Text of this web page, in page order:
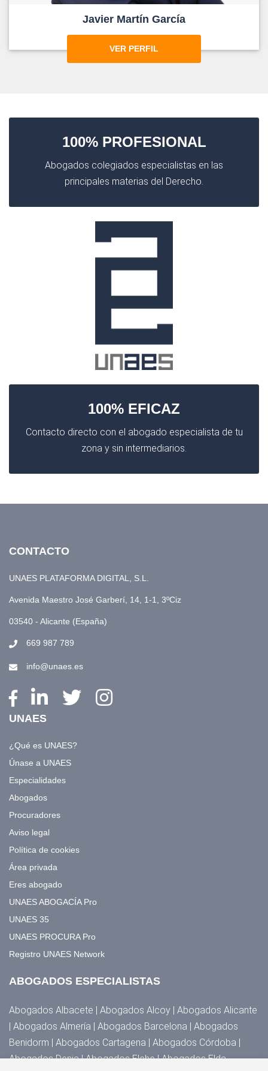
Javier Martín García
VER PERFIL
100% PROFESIONAL
Abogados colegiados especialistas en las
principales materias del Derecho.
100% EFICAZ
Contacto directo con el abogado especialista de tu
zona y sin intermediarios.
CONTACTO
UNAES PLATAFORMA DIGITAL, S.L.
Avenida Maestro José Garberí, 14, 1-1, 3ºCiz
03540 - Alicante (España)
669 987 789
info@unaes.es
UNAES
¿Qué es UNAES?
Únase a UNAES
Especialidades
Abogados
Procuradores
Aviso legal
Política de cookies
Área privada
Eres abogado
UNAES ABOGACÍA Pro
UNAES 35
UNAES PROCURA Pro
Registro UNAES Network
ABOGADOS ESPECIALISTAS
Abogados Albacete | Abogados Alcoy | Abogados Alicante
| Abogados Almería | Abogados Barcelona | Abogados
Benidorm | Abogados Cartagena | Abogados Córdoba |
Abogados Denia | Abogados Elche | Abogados Elda,